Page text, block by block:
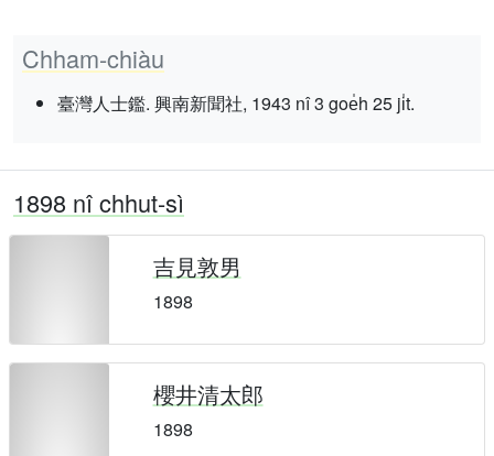
Chham-chiàu
臺灣人士鑑. 興南新聞社, 1943 nî 3 goe̍h 25 ji̍t.
1898 nî chhut-sì
吉見敦男
1898
櫻井清太郎
1898